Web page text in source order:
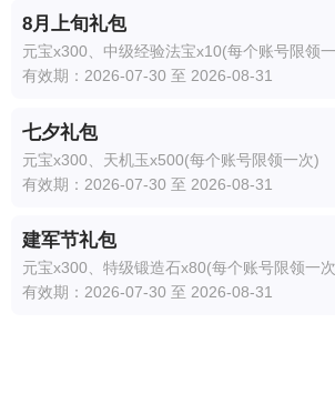
8月上旬礼包
元宝x300、中级经验法宝x10(每个账号限领
有效期：2026-07-30 至 2026-08-31
七夕礼包
元宝x300、天机玉x500(每个账号限领一次)
有效期：2026-07-30 至 2026-08-31
建军节礼包
元宝x300、特级锻造石x80(每个账号限领一
有效期：2026-07-30 至 2026-08-31